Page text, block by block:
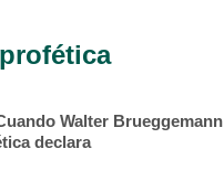
Walter Brueggemann
declara